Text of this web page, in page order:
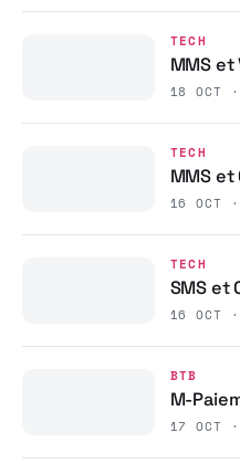
TECH
MMS et
18 OCT
TECH
MMS et
16 OCT
TECH
SMS et
16 OCT
BTB
M-
17 OCT